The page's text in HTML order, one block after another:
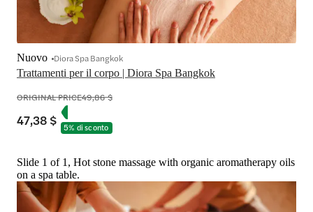
Trattamenti per il corpo | Diora Spa Bangkok
Nuovo Diora Spa Bangkok
ORIGINAL PRICE49,86 $
47,38 $ 5% di sconto
Slide 1 of 1, Hot stone massage with organic aromatherapy oils
on a spa table.